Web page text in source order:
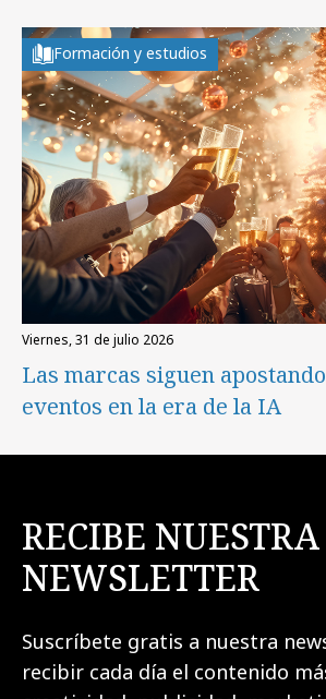
Formación y estudios
viernes, 31 de julio 2026
Las marcas siguen
eventos en la era de la IA
RECIBE NUESTRA
NEWSLETTER
Suscríbete gratis a nuestra
recibir cada día el contenido